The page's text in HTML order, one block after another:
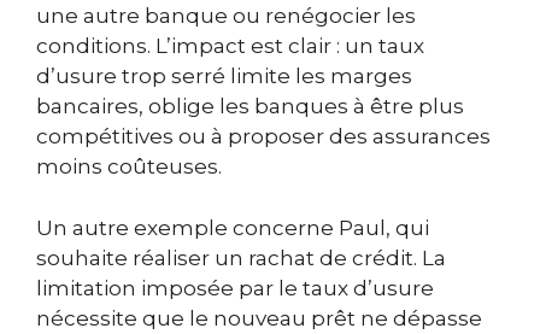
une autre banque ou renégocier les
conditions. L’impact est clair : un taux
d’usure trop serré limite les marges
bancaires, oblige les banques à être plus
compétitives ou à proposer des assurances
moins coûteuses.
Un autre exemple concerne Paul, qui
souhaite réaliser un rachat de crédit. La
limitation imposée par le taux d’usure
nécessite que le nouveau prêt ne dépasse